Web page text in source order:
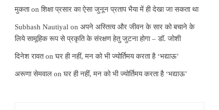
मुकताonशिक्षा प्रसार का ऐसा जुनून प्रताप भैया में ही देखा जा सकता था
Subhash Nautiyal on अपने अस्तित्व और जीवन के सार को बचाने के
लिये सामूहिक रूप से प्रकृति के संरक्षण हेतु जुटना होगा – डॉ. जोशी
दिनेश रावतonघर ही नहीं, मन को भी ज्योर्तिमय करता है ‘भद्याऊ’
अरूणा सेमवाल onघर ही नहीं, मन को भी ज्योर्तिमय करता है ‘भद्याऊ’